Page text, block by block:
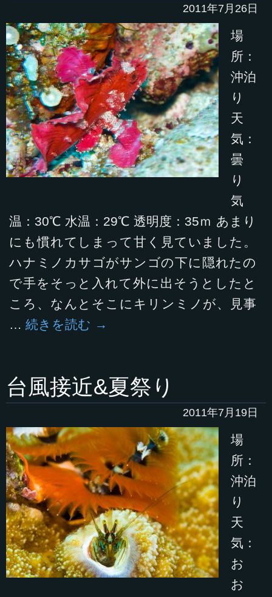
2011年7月26日
場
所：
沖泊
り
天
気：
曇
り
気
温：30℃ 水温：29℃ 透明度：35ｍ あまり
にも慣れてしまって甘く見ていました。
ハナミノカサゴがサンゴの下に隠れたの
で手をそっと入れて外に出そうとしたと
ころ、なんとそこにキリンミノが、見事
… 続きを読む →
台風接近&夏祭り
2011年7月19日
場
所：
沖泊
り
天
気：
お
お